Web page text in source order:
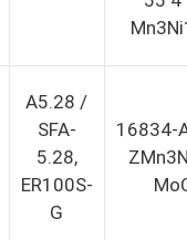
A5.28 /
SFA-
5.28,
ER100S-
G
16834-